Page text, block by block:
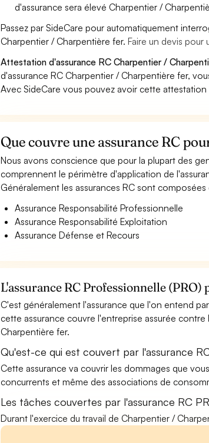
d'assurance sera élevé Charpentier /
Passez par SideCare pour automatiquement
Charpentier / Charpentière fer.Faire un devis pour
Attestation d'assurance RC Charpentier /
d'assurance RC Charpentier / Charpentière fer,
Avec SideCare vous pouvez avoir cette
Que couvre une assurance RC
Nous avons conscience que pour la plupart des
comprennent le périmètre d'application de
Généralement les assurances RC sont
Assurance Responsabilité Professionnelle
Assurance Responsabilité Exploitation
Assurance Défense et Recours
L'assurance RC Professionnelle
C'est généralement l'assurance que l'on entend
cette assurance couvre l'entreprise assurée
Charpentière fer.
Qu'est-ce qui est couvert par l'assurance
Cette assurance va couvrir les dommages que
concurrents et même des associations de
Les tâches couvertes par l'assurance RC
Durant l'exercice du travail de Charpentier /